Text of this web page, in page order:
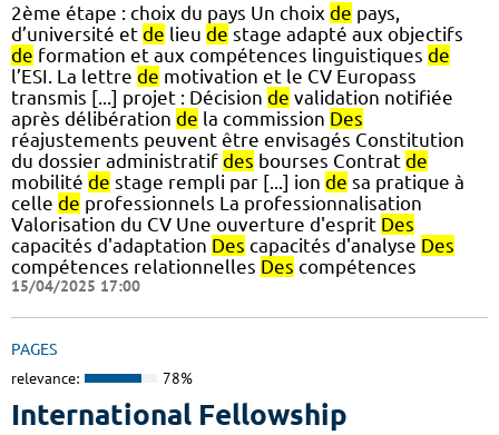
2ème étape : choix du pays Un choix de pays,
d’université et de lieu de stage adapté aux objectifs
de formation et aux compétences linguistiques de
l’ESI. La lettre de motivation et le CV Europass
transmis [...] projet : Décision de validation notifiée
après délibération de la commission Des
réajustements peuvent être envisagés Constitution
du dossier administratif des bourses Contrat de
mobilité de stage rempli par [...] ion de sa pratique à
celle de professionnels La professionnalisation
Valorisation du CV Une ouverture d'esprit Des
capacités d'adaptation Des capacités d'analyse Des
compétences relationnelles Des compétences
15/04/2025 17:00
PAGES
relevance: 78%
International Fellowship